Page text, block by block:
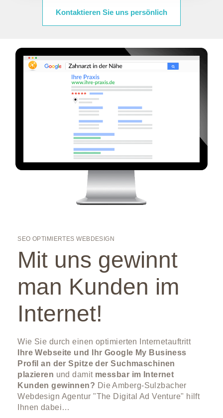
Kontaktieren Sie uns persönlich
SEO OPTIMIERTES WEBDESIGN
Mit uns gewinnt
man Kunden im
Internet!
Wie Sie durch einen optimierten Internetauftritt
Ihre Webseite und Ihr Google My Business
Profil an der Spitze der Suchmaschinen
plazieren und damit messbar im Internet
Kunden gewinnen? Die Amberg-Sulzbacher
Webdesign Agentur "The Digital Ad Venture" hilft
Ihnen dabei…